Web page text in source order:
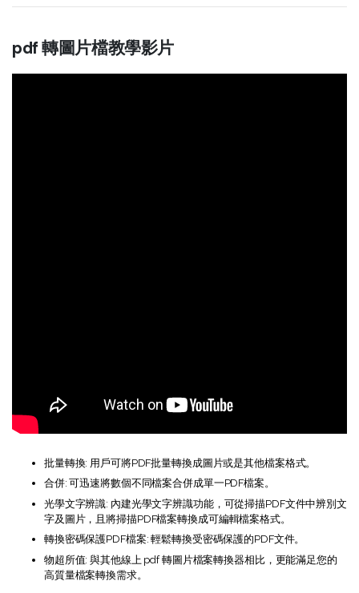
pdf 轉圖片檔教學影片
批量轉換: 用戶可將PDF批量轉換成圖片或是其他檔案格式。
合併: 可迅速將數個不同檔案合併成單一PDF檔案。
光學文字辨識: 內建光學文字辨識功能，可從掃描PDF文件中辨別文
字及圖片，且將掃描PDF檔案轉換成可編輯檔案格式。
轉換密碼保護PDF檔案: 輕鬆轉換受密碼保護的PDF文件。
物超所值: 與其他線上 pdf 轉圖片檔案轉換器相比，更能滿足您的
高質量檔案轉換需求。